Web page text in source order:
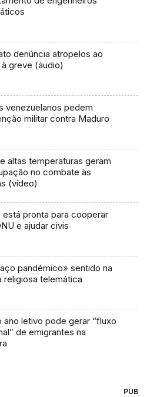
denúncia atropelos ao
greve (áudio)
venezuelanos pedem
militar contra Maduro
altas temperaturas geram
no combate às
(vídeo)
está pronta para cooperar
e ajudar civis
pandémico» sentido na
religiosa telemática
ano letivo pode gerar “fluxo
de emigrantes na
PUB